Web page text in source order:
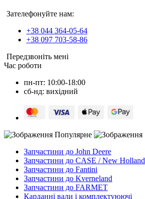
Зателефонуйте нам:
+38 044 364-05-64
+38 097 703-58-86
Передзвоніть мені
Час роботи
пн-пт: 10:00-18:00
сб-нд: вихідний
Популярне
Запчастини до John Deere
Запчастини до CASE / New Holland
Запчастини до Fantini
Запчастини до Kverneland
Запчастини до FARMET
Карданні вали і комплектуюючі